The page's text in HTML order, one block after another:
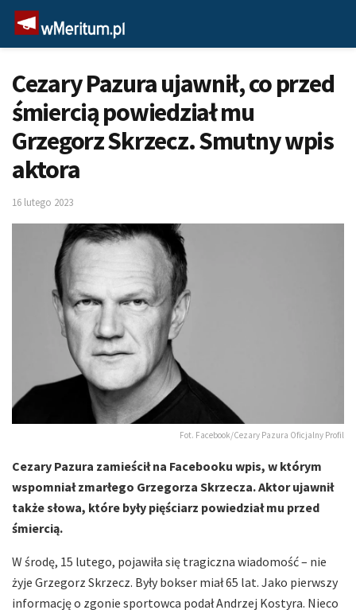
Cezary Pazura ujawnił, co przed
śmiercią powiedział mu
Grzegorz Skrzecz. Smutny wpis
aktora
16 lutego 2023
Fot. Facebook/Cezary Pazura Oficjalny Profil
Cezary Pazura zamieścił na Facebooku wpis, w którym
wspomniał zmarłego Grzegorza Skrzecza. Aktor ujawnił
także słowa, które były pięściarz powiedział mu przed
śmiercią.
W środę, 15 lutego, pojawiła się tragiczna wiadomość – nie
żyje Grzegorz Skrzecz. Były bokser miał 65 lat. Jako pierwszy
informację o zgonie sportowca podał Andrzej Kostyra. Nieco